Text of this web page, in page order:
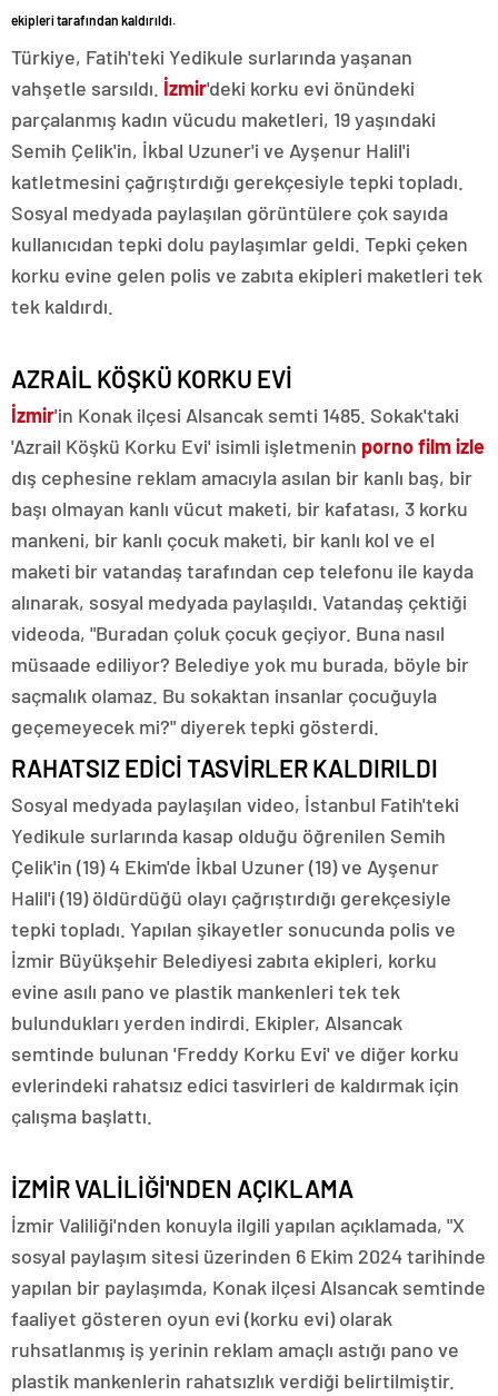
ekipleri tarafından kaldırıldı.
Türkiye, Fatih'teki Yedikule surlarında yaşanan
vahşetle sarsıldı. İzmir'deki korku evi önündeki
parçalanmış kadın vücudu maketleri, 19 yaşındaki
Semih Çelik'in, İkbal Uzuner'i ve Ayşenur Halil'i
katletmesini çağrıştırdığı gerekçesiyle tepki topladı.
Sosyal medyada paylaşılan görüntülere çok sayıda
kullanıcıdan tepki dolu paylaşımlar geldi. Tepki çeken
korku evine gelen polis ve zabıta ekipleri maketleri tek
tek kaldırdı.
AZRAİL KÖŞKÜ KORKU EVİ
İzmir'in Konak ilçesi Alsancak semti 1485. Sokak'taki
'Azrail Köşkü Korku Evi' isimli işletmenin porno film izle
dış cephesine reklam amacıyla asılan bir kanlı baş, bir
başı olmayan kanlı vücut maketi, bir kafatası, 3 korku
mankeni, bir kanlı çocuk maketi, bir kanlı kol ve el
maketi bir vatandaş tarafından cep telefonu ile kayda
alınarak, sosyal medyada paylaşıldı. Vatandaş çektiği
videoda, "Buradan çoluk çocuk geçiyor. Buna nasıl
müsaade ediliyor? Belediye yok mu burada, böyle bir
saçmalık olamaz. Bu sokaktan insanlar çocuğuyla
geçemeyecek mi?" diyerek tepki gösterdi.
RAHATSIZ EDİCİ TASVİRLER KALDIRILDI
Sosyal medyada paylaşılan video, İstanbul Fatih'teki
Yedikule surlarında kasap olduğu öğrenilen Semih
Çelik'in (19) 4 Ekim'de İkbal Uzuner (19) ve Ayşenur
Halil'i (19) öldürdüğü olayı çağrıştırdığı gerekçesiyle
tepki topladı. Yapılan şikayetler sonucunda polis ve
İzmir Büyükşehir Belediyesi zabıta ekipleri, korku
evine asılı pano ve plastik mankenleri tek tek
bulundukları yerden indirdi. Ekipler, Alsancak
semtinde bulunan 'Freddy Korku Evi' ve diğer korku
evlerindeki rahatsız edici tasvirleri de kaldırmak için
çalışma başlattı.
İZMİR VALİLİĞİ'NDEN AÇIKLAMA
İzmir Valiliği'nden konuyla ilgili yapılan açıklamada, "X
sosyal paylaşım sitesi üzerinden 6 Ekim 2024 tarihinde
yapılan bir paylaşımda, Konak ilçesi Alsancak semtinde
faaliyet gösteren oyun evi (korku evi) olarak
ruhsatlanmış iş yerinin reklam amaçlı astığı pano ve
plastik mankenlerin rahatsızlık verdiği belirtilmiştir.